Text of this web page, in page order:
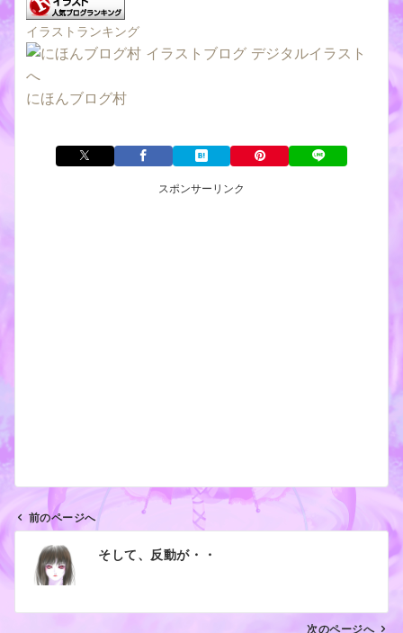
イラストランキング
にほんブログ村
スポンサーリンク
ナ
ビ
前のページへ
そして、反動が・・
次のページへ